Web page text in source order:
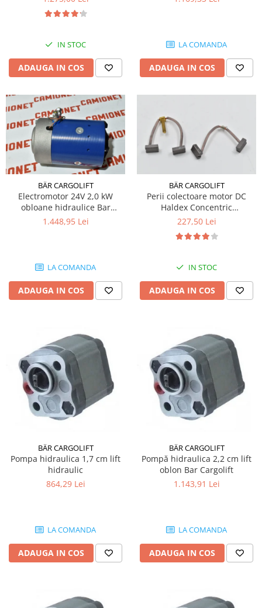
IN STOC
ADAUGA IN COS
LA COMANDA
ADAUGA IN COS
BÄR CARGOLIFT
Electromotor 24V 2,0 kW
obloane hidraulice Bar
Cargolift
1.448,95 Lei
LA COMANDA
ADAUGA IN COS
BÄR CARGOLIFT
Perii colectoare motor DC
Haldex Concentric
12MG32THE
227,50 Lei
IN STOC
ADAUGA IN COS
BÄR CARGOLIFT
Pompa hidraulica 1,7 cm lift
hidraulic
864,29 Lei
LA COMANDA
ADAUGA IN COS
BÄR CARGOLIFT
Pompă hidraulica 2,2 cm lift
oblon Bar Cargolift
1.143,91 Lei
LA COMANDA
ADAUGA IN COS